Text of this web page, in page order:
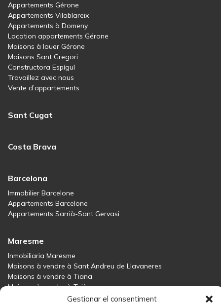
Gestionar el consentiment
Appartements Gérone
Appartements Vilablareix
Appartements à Domeny
Location appartements Gérone
Maisons à louer Gérone
Maisons Sant Gregori
Constructora Espígul
Travaillez avec nous
Vente d’appartements
Sant Cugat
Costa Brava
Barcelona
Immobilier Barcelone
Appartements Barcelone
Appartements Sarrià-Sant Gervasi
Maresme
Inmobiliaria Maresme
Maisons à vendre à Sant Andreu de Llavaneres
Maisons à vendre à Tiana
Maisons à vendre à Teià
Maisons à vendre Maresme